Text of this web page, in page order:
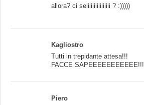
allora? ci seiiiiiiiiiiiiiiii ? :)))))
Kagliostro
Tutti in trepidante attesa!!!
FACCE SAPEEEEEEEEEEE!!!
Piero